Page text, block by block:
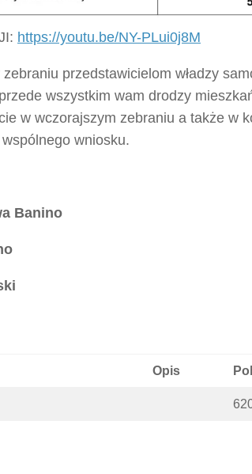
https://youtu.be/NY-PLui0j8M
przedstawicielom władzy
wszystkim wam drodzy
w wczorajszym zebraniu a także w
wniosku.
Banino
Opis